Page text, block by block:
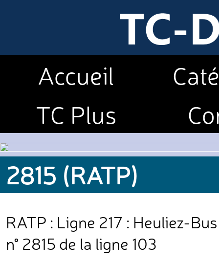
Accueil
TC Plus
2815 (RATP)
RATP : Ligne 217 : Heuliez-
n° 2815 de la ligne 103